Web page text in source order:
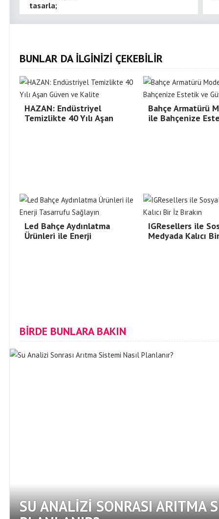
tasarla;
BUNLAR DA İLGİNİZİ ÇEKEBİLİR
HAZAN: Endüstriyel
Temizlikte 40 Yılı Aşan
Bahçe Armatürü
ile Bahçenize
Led Bahçe Aydınlatma
Ürünleri ile Enerji
IGResellers ile
Medyada Kalıcı Bir
BİRDE BUNLARA BAKIN
SU ANALIZI SONRASI ARITMA